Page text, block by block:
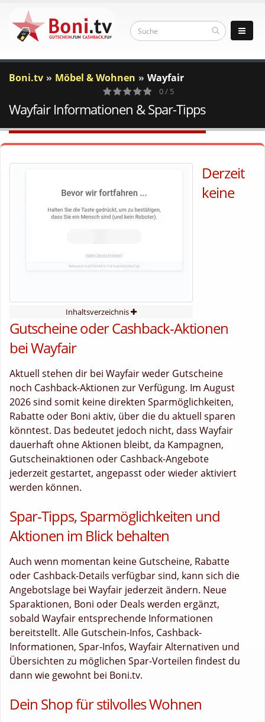
Boni.tv Möbel & Wohnen Wayfair
0
Votes
0 / 5
Wayfair Informationen & Spar-Tipps
Inhaltsverzeichnis
Derzeit
keine
Gutscheine oder Cashback-Aktionen
bei Wayfair
Aktuell stehen dir bei Wayfair weder Gutscheine
noch Cashback-Aktionen zur Verfügung. Im August
2026 sind somit keine direkten Sparmöglichkeiten,
Rabatte oder Boni aktiv, über die du aktuell sparen
könntest. Das bedeutet jedoch nicht, dass Wayfair
dauerhaft ohne Aktionen bleibt, da Kampagnen,
Gutscheinaktionen oder Cashback-Angebote
jederzeit gestartet, angepasst oder wieder aktiviert
werden können.
Spar-Tipps, Sparmöglichkeiten und
Aktionen im Blick behalten
Auch wenn momentan keine Gutscheine, Rabatte
oder Cashback-Details verfügbar sind, kann sich die
Angebotslage bei Wayfair jederzeit ändern. Neue
Sparaktionen, Boni oder Deals werden ergänzt,
sobald Wayfair entsprechende Informationen
bereitstellt. Alle Gutschein-Infos, Cashback-
Informationen, Spar-Infos, Wayfair Alternativen und
Übersichten zu möglichen Spar-Vorteilen findest du
dann wie gewohnt bei Boni.tv.
Dein Shop für stilvolles Wohnen